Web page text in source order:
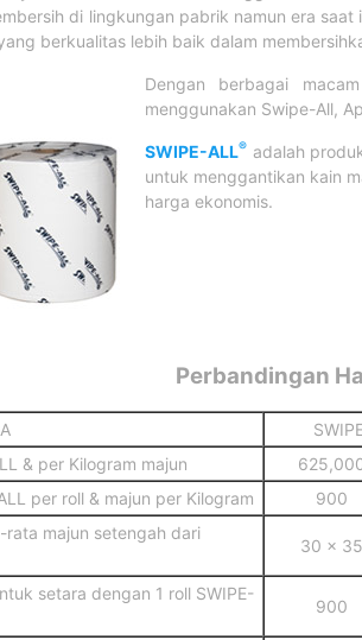
di lingkungan pabrik namun era
berkualitas lebih baik dalam
Dengan berbagai
menggunakan Swipe-All,
SWIPE-ALL® adalah
untuk menggantikan kain
harga ekonomis.
Perbandingan
& per Kilogram majun
per roll & majun per Kilogram
900
majun setengah dari
30 x 35
setara dengan 1 roll SWIPE-
900